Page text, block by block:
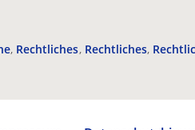
Rechtliches Rechtliches